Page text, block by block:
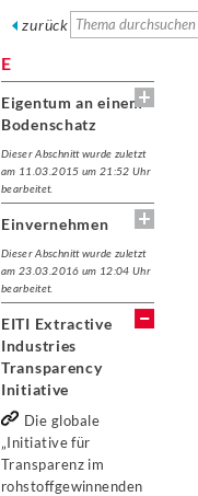
zurück
E
Eigentum an einem
Bodenschatz
Dieser Abschnitt wurde zuletzt
am 11.03.2015 um 21:52 Uhr
bearbeitet.
Einvernehmen
Dieser Abschnitt wurde zuletzt
am 23.03.2016 um 12:04 Uhr
bearbeitet.
EITI Extractive
Industries
Transparency
Initiative
Die globale
„Initiative für
Transparenz im
rohstoffgewinnenden